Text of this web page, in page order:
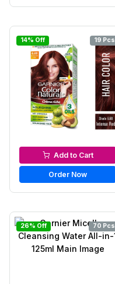
14% Off 19 Pcs
Hair Color
Add to Cart
Order Now
26% Off 70 Pcs